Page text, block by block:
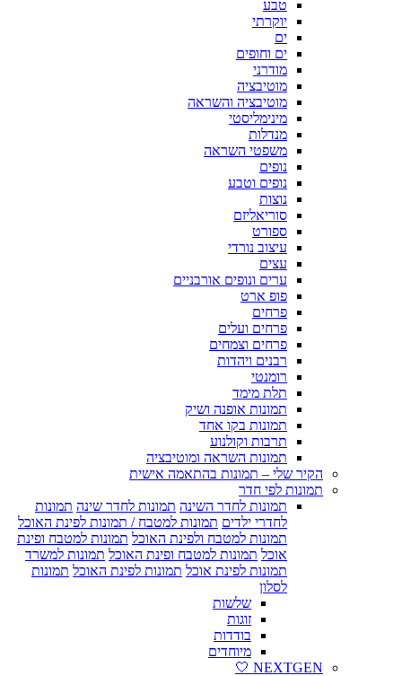
טבע
יוקרתי
ים
ים וחופים
מודרני
מוטיבציה
מוטיבציה והשראה
מינימליסטי
מנדלות
משפטי השראה
נופים
נופים וטבע
נוצות
סוריאליזם
ספורט
עיצוב נורדי
עצים
ערים ונופים אורבניים
פופ ארט
פרחים
פרחים ועלים
פרחים וצמחים
רבנים ויהדות
רומנטי
תלת מימד
תמונות אופנה ושיק
תמונות בקו אחד
תרבות וקולנוע
תמונות השראה ומוטיבציה
הקיר שלי – תמונות בהתאמה אישית
תמונות לפי חדר
תמונות לחדר השינה תמונות לחדר שינה תמונות
לחדרי ילדים תמונות למטבח / תמונות לפינת האוכל
תמונות למטבח ולפינת האוכל תמונות למטבח ופינת
אוכל תמונות למטבח ופינת האוכל תמונות למשרד
תמונות לפינת אוכל תמונות לפינת האוכל תמונות
לסלון
שלשות
זוגות
בודדות
מיוחדים
NEXTGEN 🤍